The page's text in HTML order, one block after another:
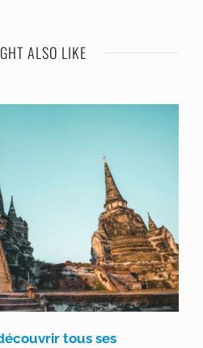
ALSO LIKE
tous ses